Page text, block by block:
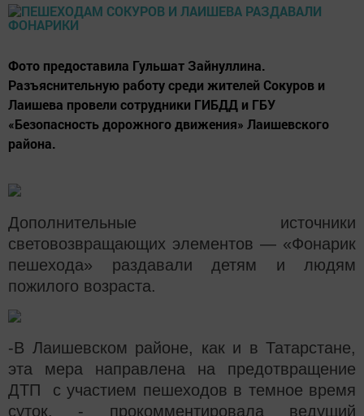
Фото предоставила Гульшат Зайнуллина.
Разъяснительную работу среди жителей Сокуров и
Лаишева провели сотрудники ГИБДД и ГБУ
«Безопасность дорожного движения» Лаишевского
района.
Дополнительные источники
световозвращающих элементов — «Фонарик
пешехода» раздавали детям и людям
пожилого возраста.
-В Лаишевском районе, как и в Татарстане,
эта мера направлена на предотвращение
ДТП с участием пешеходов в темное время
суток, - прокомментировала ведущий